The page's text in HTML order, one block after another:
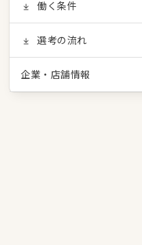
働く条件
選考の流れ
企業・店舗情報